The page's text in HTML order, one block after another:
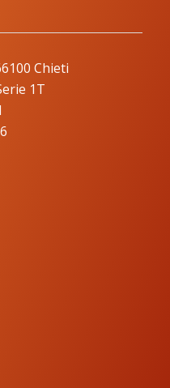
Chieti
1T